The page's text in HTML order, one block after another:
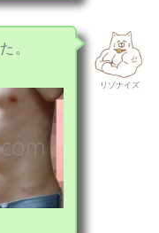
リゾナイズ
。